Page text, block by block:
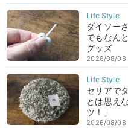
ダイソー
でもなん
グッズ
2026/08/08
セリアで
とは思え
ツ！」
2026/08/08